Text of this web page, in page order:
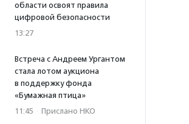
области освоят правила
цифровой безопасности
13:27
Встреча с Андреем Ургантом
стала лотом аукциона
в поддержку фонда
«Бумажная птица»
11:45 · Прислано НКО